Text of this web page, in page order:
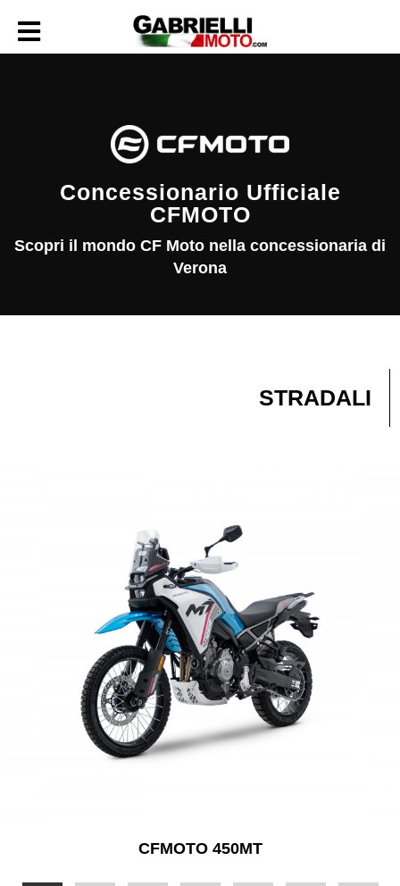
Concessionario Ufficiale
CFMOTO
Scopri il mondo CF Moto nella concessionaria di
Verona
STRADALI
CFMOTO 450MT